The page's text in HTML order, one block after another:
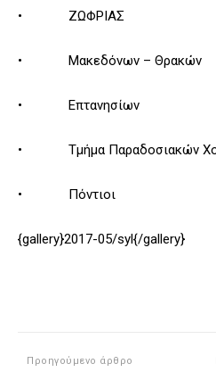
• ΖΩΦΡΙΑΣ
• Μακεδόνων – Θρακών
• Επτανησίων
• Τμήμα Παραδοσιακών
• Πόντιοι
{gallery}2017-05/syl{/gallery}
Προηγούμενο άρθρο